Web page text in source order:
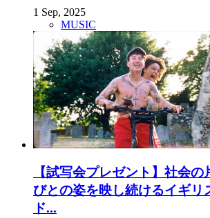
1 Sep, 2025
MUSIC
【試写会プレゼント】社会
びとの姿を映し続けるイギリ
ド...